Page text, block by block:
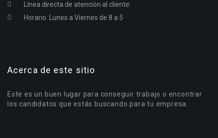
Línea directa de atención al cliente:
Horario: Lunes a Viernes de 8 a 5
Acerca de este sitio
Este es un buen lugar para conseguir trabajo o encontrar
los candidatos que estás buscando para tu empresa.